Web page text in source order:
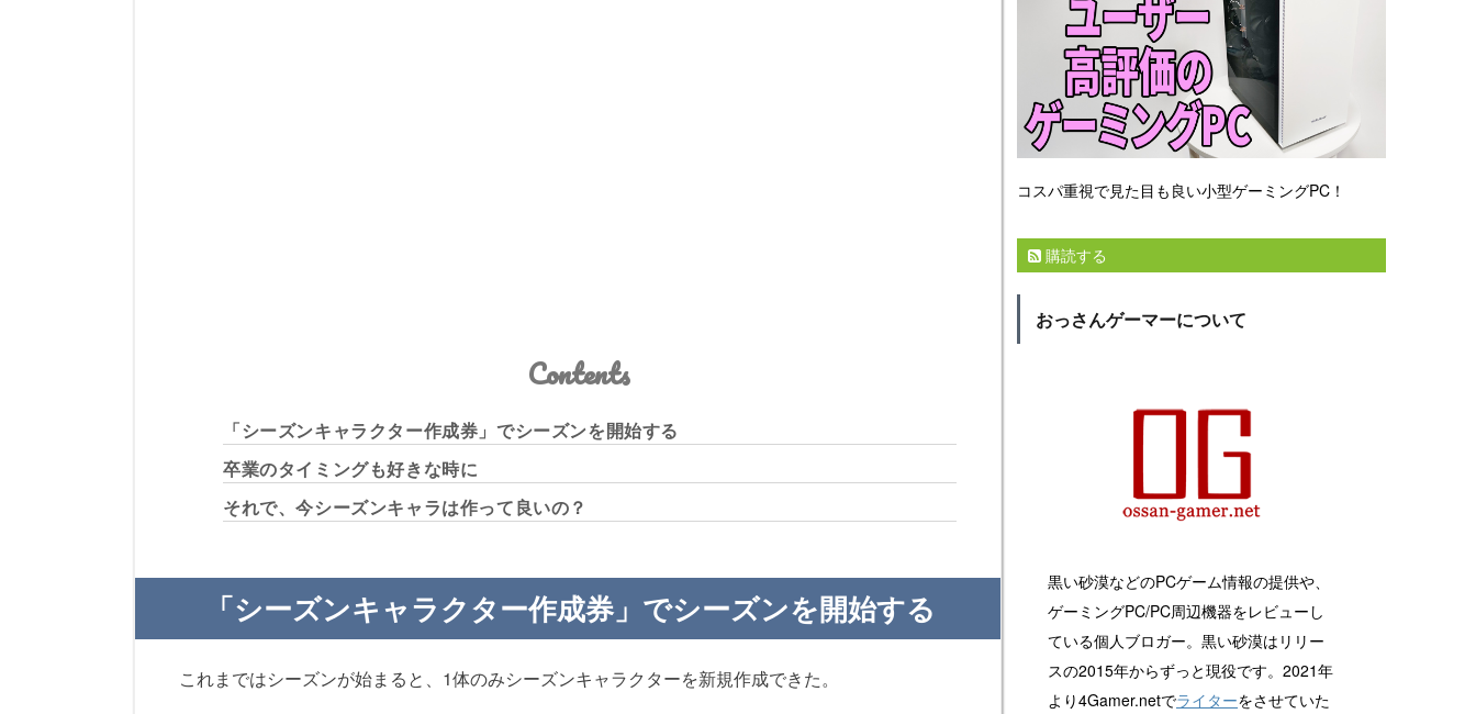
Contents
「シーズンキャラクター作成券」でシーズンを開始する
卒業のタイミングも好きな時に
それで、今シーズンキャラは作って良いの？
「シーズンキャラクター作成券」でシーズンを開始する
これまではシーズンが始まると、1体のみシーズンキャラクターを新規作成できた。
コスパ重視で見た目も良い小型ゲーミングPC！
購読する
おっさんゲーマーについて
黒い砂漠などのPCゲーム情報の提供や、
ゲーミングPC/PC周辺機器をレビューし
ている個人ブロガー。黒い砂漠はリリー
スの2015年からずっと現役です。2021年
より4Gamer.netでライターをさせていた